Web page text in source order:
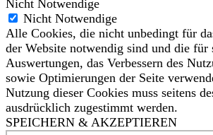
Nicht Notwendige
Nicht Notwendige
Alle Cookies, die nicht unbedingt für
der Website notwendig sind und die für
Auswertungen, das Verbessern des
sowie Optimierungen der Seite
Nutzung dieser Cookies muss seitens
ausdrücklich zugestimmt werden.
SPEICHERN & AKZEPTIEREN